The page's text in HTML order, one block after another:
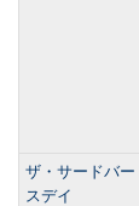
ザ・サードバー
スデイ